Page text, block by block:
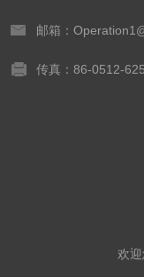
邮箱：
传真：86-0512-
欢